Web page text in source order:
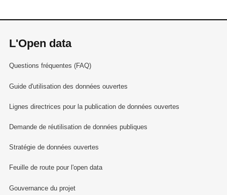
L'Open data
Questions fréquentes (FAQ)
Guide d'utilisation des données ouvertes
Lignes directrices pour la publication de données ouvertes
Demande de réutilisation de données publiques
Stratégie de données ouvertes
Feuille de route pour l'open data
Gouvernance du projet